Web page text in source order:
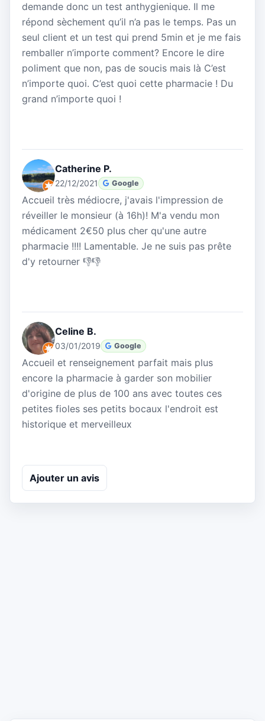
demande donc un test anthygienique. Il me
répond sèchement qu’il n’a pas le temps. Pas un
seul client et un test qui prend 5min et je me fais
remballer n’importe comment? Encore le dire
poliment que non, pas de soucis mais là C’est
n’importe quoi. C’est quoi cette pharmacie ! Du
grand n’importe quoi !
Catherine P.
22/12/2021 Google
Accueil très médiocre, j'avais l'impression de
réveiller le monsieur (à 16h)! M'a vendu mon
médicament 2€50 plus cher qu'une autre
pharmacie !!!! Lamentable. Je ne suis pas prête
d'y retourner 👎👎
Celine B.
03/01/2019 Google
Accueil et renseignement parfait mais plus
encore la pharmacie à garder son mobilier
d'origine de plus de 100 ans avec toutes ces
petites fioles ses petits bocaux l'endroit est
historique et merveilleux
Ajouter un avis